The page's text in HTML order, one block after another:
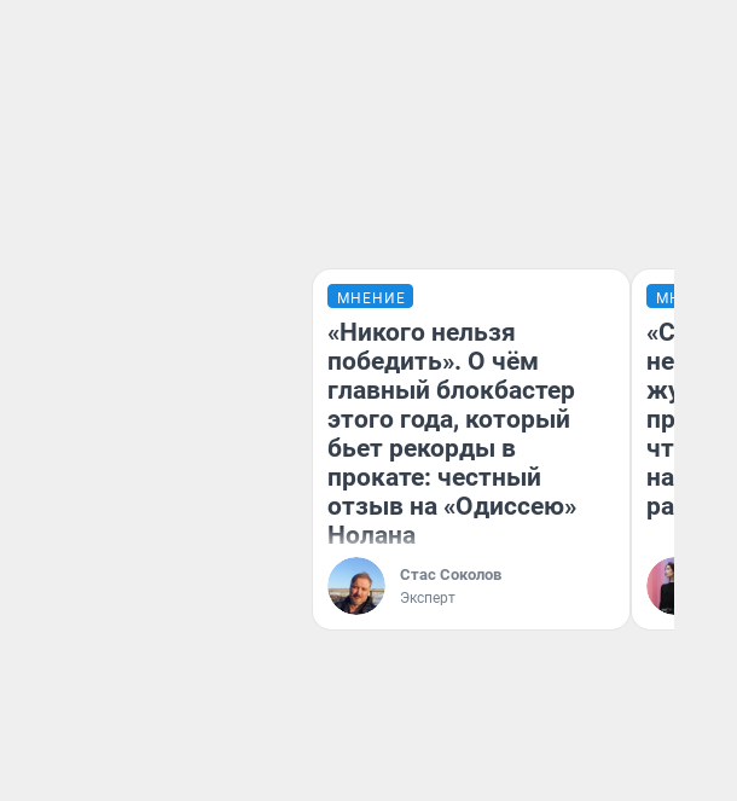
МНЕНИЕ
«Никого нельзя
победить». О чём
главный блокбастер
этого года, который
бьет рекорды в
прокате: честный
отзыв на «Одиссею»
Нолана
Стас Соколов
Эксперт
МНЕНИЕ
чтобы
на что
ради